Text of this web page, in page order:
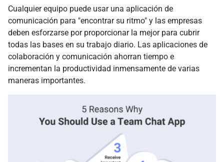
Cualquier equipo puede usar una aplicación de
comunicación para "encontrar su ritmo" y las empresas
deben esforzarse por proporcionar la mejor para cubrir
todas las bases en su trabajo diario. Las aplicaciones de
colaboración y comunicación ahorran tiempo e
incrementan la productividad inmensamente de varias
maneras importantes.